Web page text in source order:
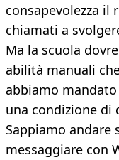
consapevolezza il
chiamati a
Ma la scuola
abilità manuali
abbiamo
una condizione di
Sappiamo andare
messaggiare con